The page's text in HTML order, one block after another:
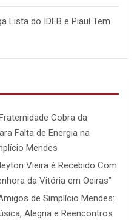
Lista do IDEB e Piauí Tem
Cobra da
Falta de Energia na
Mendes
Vieira é Recebido Com
da Vitória em Oeiras”
de Simplício Mendes:
Alegria e Reencontros